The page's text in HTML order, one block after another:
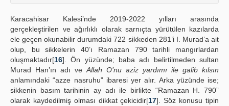
Karacahisar Kalesi’nde 2019-2022 yılları arasında
gerçekleştirilen ve ağırlıklı olarak sarnıçta yürütülen kazılarda
ele geçen okunabilir durumdaki 722 sikkeden 281’i I. Murad’a ait
olup, bu sikkelerin 40’ı Ramazan 790 tarihli mangırlardan
oluşmaktadır[16]. Ön yüzünde; baba adı belirtilmeden sultan
Murad Han’ın adı ve Allah O’nu aziz yardımı ile galib kılsın
anlamındaki “azze nasruhu” ibaresi yer alır. Arka yüzünde ise;
sikkenin basım tarihinin ay adı ile birlikte “Ramazan H. 790”
olarak kaydedilmiş olması dikkat çekicidir[17]. Söz konusu tipin